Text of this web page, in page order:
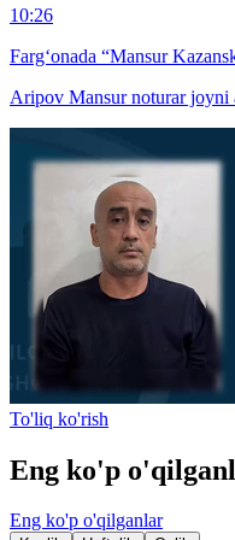
10:26
Farg‘onada “Mansur
Aripov Mansur noturar joyni
To'liq ko'rish
Eng ko'p
Eng ko'p o'qilganlar